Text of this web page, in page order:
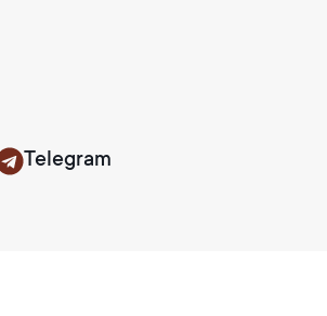
Telegram